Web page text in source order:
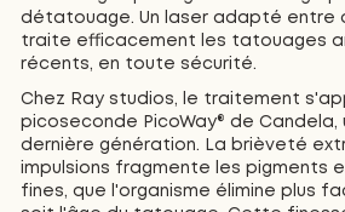
détatouage. Un laser adapté entre
traite efficacement les tatouages
récents, en toute sécurité.
Chez Ray studios, le traitement
picoseconde PicoWay® de
dernière génération. La brièveté
impulsions fragmente les pigments
fines, que l'organisme élimine plus